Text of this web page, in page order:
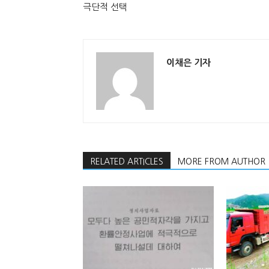
극단적 선택
이채은 기자
RELATED ARTICLES MORE FROM AUTHOR